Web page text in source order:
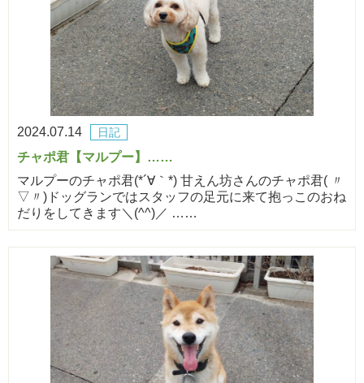
2024.07.14 日記
チャポ君【マルプー】……
マルプーのチャポ君(*´∀｀*) 甘えん坊さんのチャポ君( 〃
▽〃)ドッグランではスタッフの足元に来て抱っこのおね
だりをしてきます＼(^^)／ ……